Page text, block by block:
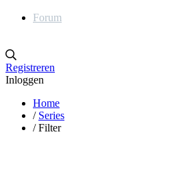
Forum
Registreren
Inloggen
Home
/ Series
/ Filter